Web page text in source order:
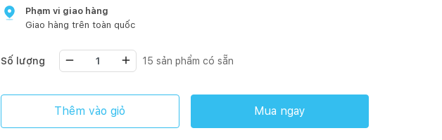
Phạm vi giao hàng
Giao hàng trên toàn quốc
Số lượng 15 sản phẩm có sẵn
Thêm vào giỏ Mua ngay